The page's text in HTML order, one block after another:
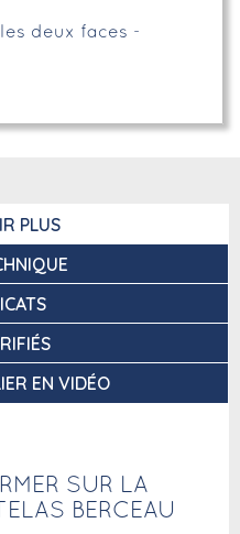
deux faces -
PLUS
EN VIDÉO
SUR LA
BERCEAU